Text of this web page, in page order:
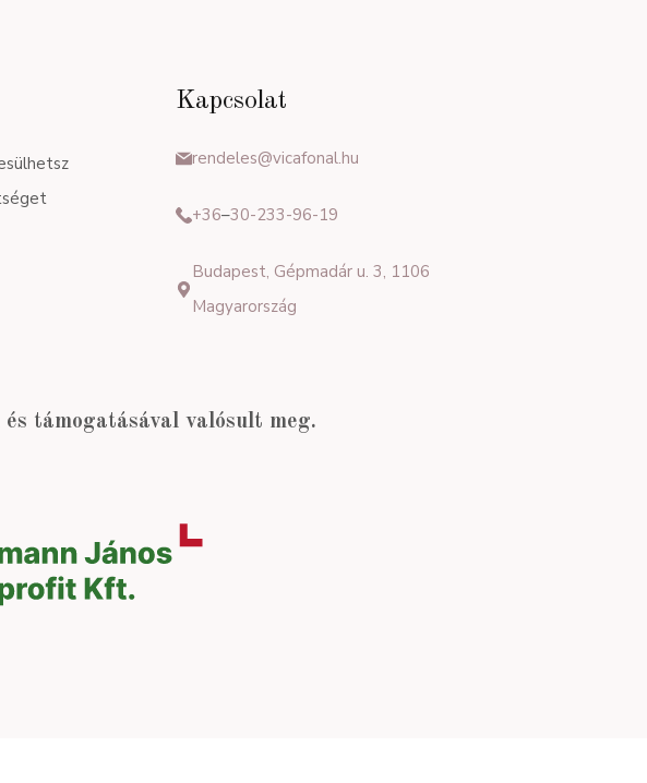
Kapcsolat
rendeles@vicafonal.hu
+36–30-233-96-19
Budapest, Gépmadár u. 3, 1106
Magyarország
támogatásával valósult meg.